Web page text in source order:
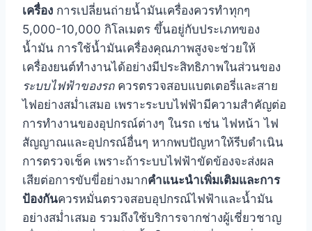
เครื่อง การเปลี่ยนถ่ายน้ำมันเครื่องควรทำทุกๆ
5,000-10,000 กิโลเมตร ขึ้นอยู่กับประเภทของ
น้ำมัน การใช้น้ำมันเครื่องคุณภาพสูงจะช่วยให้
เครื่องยนต์ทำงานได้อย่างมีประสิทธิภาพในส่วนของ
ระบบไฟฟ้าของรถควรตรวจสอบแบตเตอรี่และสาย
ไฟอย่างสม่ำเสมอ เพราะระบบไฟฟ้ามีความสำคัญต่อ
การทำงานของอุปกรณ์ต่างๆ ในรถ เช่น ไฟหน้า ไฟ
สัญญาณและอุปกรณ์อื่นๆ หากพบปัญหาให้รีบดำเนิน
การตรวจเช็ค เพราะถ้าระบบไฟฟ้าขัดข้องจะส่งผล
เสียต่อการขับขี่อย่างมากคำแนะนำเพิ่มเติมและการ
ป้องกันควรหมั่นตรวจสอบอุปกรณ์ไฟฟ้าและน้ำมัน
อย่างสม่ำเสมอ รวมถึงใช้บริการจากช่างผู้เชี่ยวชาญ